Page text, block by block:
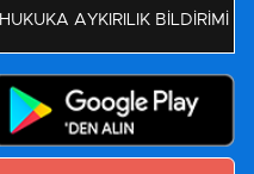
HUKUKA AYKIRILIK BİLDİRİMİ